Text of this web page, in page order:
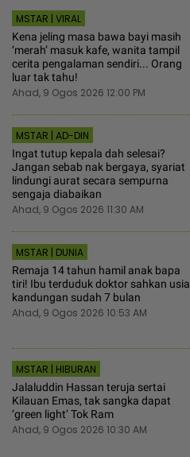
MSTAR | VIRAL
Kena jeling masa bawa bayi masih
‘merah’ masuk kafe, wanita tampil
cerita pengalaman sendiri... Orang
luar tak tahu!
Ahad, 9 Ogos 2026 12:00 PM
MSTAR | AD-DIN
Ingat tutup kepala dah selesai?
Jangan sebab nak bergaya, syariat
lindungi aurat secara sempurna
sengaja diabaikan
Ahad, 9 Ogos 2026 11:30 AM
MSTAR | DUNIA
Remaja 14 tahun hamil anak bapa
tiri! Ibu terduduk doktor sahkan usia
kandungan sudah 7 bulan
Ahad, 9 Ogos 2026 10:53 AM
MSTAR | HIBURAN
Jalaluddin Hassan teruja sertai
Kilauan Emas, tak sangka dapat
‘green light’ Tok Ram
Ahad, 9 Ogos 2026 10:30 AM